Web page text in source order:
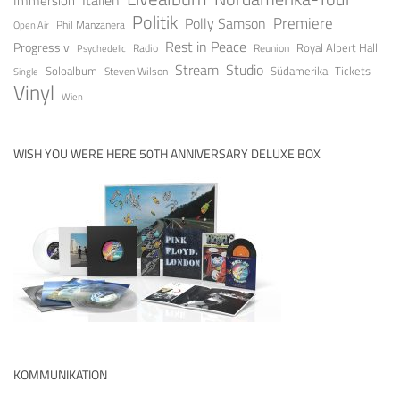
Open Air Phil Manzanera Politik Polly Samson Premiere
Progressiv Psychedelic Radio Rest in Peace Reunion Royal Albert Hall
Single Soloalbum Steven Wilson Stream Studio Südamerika Tickets
Vinyl Wien
WISH YOU WERE HERE 50TH ANNIVERSARY DELUXE BOX
KOMMUNIKATION